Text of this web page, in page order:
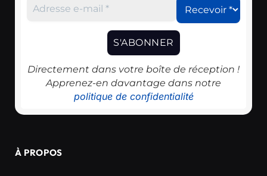
Directement dans votre boîte de réception !
Apprenez-en davantage dans notre
politique de confidentialité
À PROPOS